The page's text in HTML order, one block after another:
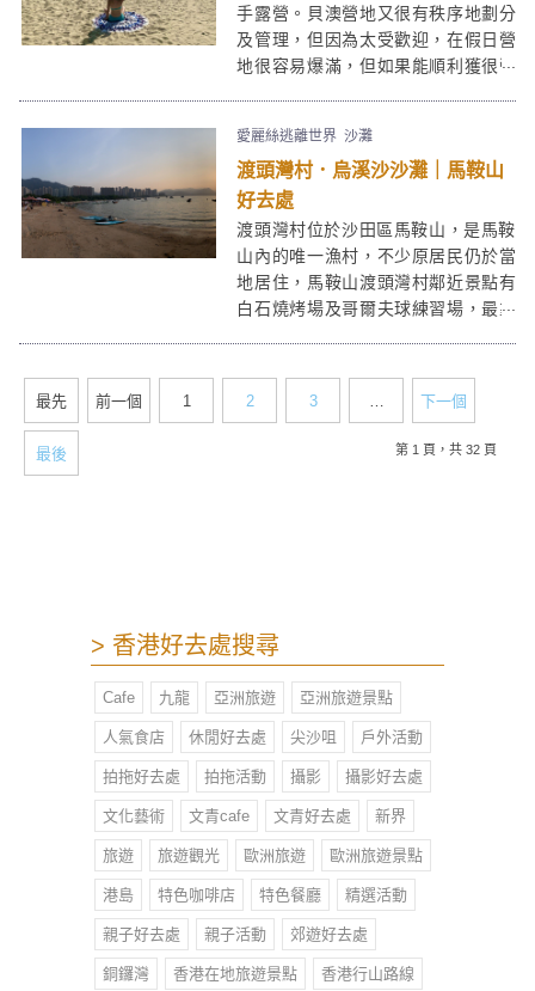
時放下煩惱，好好享受一下大自然的
寧靜。
手露營。貝澳營地又很有秩序地劃分
及管理，但因為太受歡迎，在假日營
地很容易爆滿，但如果能順利獲很營
的水上活動，也可以在貝澳營地燒烤
場BBQ，傍晚更可欣賞美麗的日落！
愛麗絲逃離世界 沙灘
渡頭灣村．烏溪沙沙灘｜馬鞍山
好去處
渡頭灣村位於沙田區馬鞍山，是馬鞍
山內的唯一漁村，不少原居民仍於當
地居住，馬鞍山渡頭灣村鄰近景點有
白石燒烤場及哥爾夫球練習場，最靠
最先 前一個 1 2 3 … 下一個
最後 第 1 頁，共 32 頁
> 香港好去處搜尋
Cafe 九龍 亞洲旅遊 亞洲旅遊景點
人氣食店 休閒好去處 尖沙咀 戶外活動
拍拖好去處 拍拖活動 攝影 攝影好去處
文化藝術 文青cafe 文青好去處 新界
旅遊 旅遊觀光 歐洲旅遊 歐洲旅遊景點
港島 特色咖啡店 特色餐廳 精選活動
親子好去處 親子活動 郊遊好去處
銅鑼灣 香港在地旅遊景點 香港行山路線